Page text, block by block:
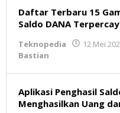
Daftar Terbaru 15
Saldo DANA
Teknopedia 12 Mei
Bastian
Aplikasi Penghasil
Menghasilkan Uang